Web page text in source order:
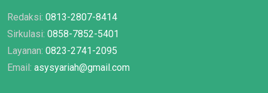
Redaksi: 0813-2807-8414
Sirkulasi: 0858-7852-5401
Layanan: 0823-2741-2095
Email: asysyariah@gmail.com